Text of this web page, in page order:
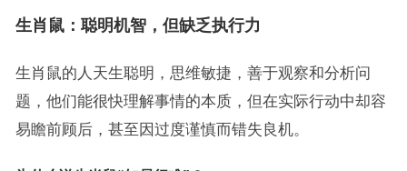
生肖鼠：聪明机智，但缺乏执行力
生肖鼠的人天生聪明，思维敏捷，善于观察和分析问
题，他们能很快理解事情的本质，但在实际行动中却容
易瞻前顾后，甚至因过度谨慎而错失良机。